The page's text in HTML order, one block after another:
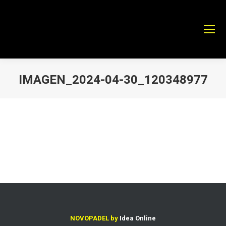
IMAGEN_2024-04-30_120348977
NOVOPADEL by Idea Online